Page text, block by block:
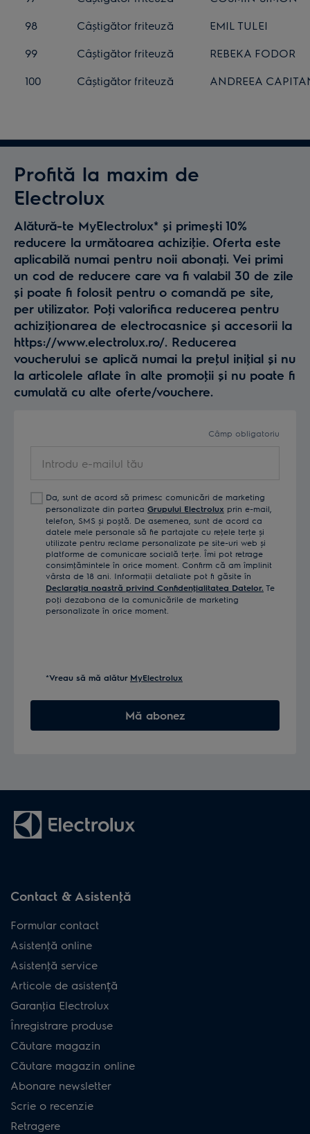
98
Câștigător friteuză
EMIL TULEI
99
Câștigător friteuză
REBEKA FODOR
100
Câștigător friteuză ANDREEA
Profită la maxim de
Electrolux
Alătură-te MyElectrolux* și primești 10%
reducere la următoarea achiziţie. Oferta este
aplicabilă numai pentru noii abonaţi. Vei primi
un cod de reducere care va fi valabil 30 de zile
și poate fi folosit pentru o comandă pe site,
per utilizator. Poţi valorifica reducerea pentru
achiziţionarea de electrocasnice și accesorii la
https://www.electrolux.ro/. Reducerea
voucherului se aplică numai la preţul iniţial și nu
la articolele aflate în alte promoţii și nu poate fi
cumulată cu alte oferte/vouchere.
Câmp obligatoriu
tău Da, sunt de acord să primesc comunicări de marketing
personalizate din partea Grupului Electrolux prin e-mail,
telefon, SMS și poștă. De asemenea, sunt de acord ca
datele mele personale să fie partajate cu reţele terţe și
utilizate pentru reclame personalizate pe site-uri web și
platforme de comunicare socială terţe. Îmi pot retrage
consimţămintele în orice moment. Confirm că am împlinit
vârsta de 18 ani. Informaţii detaliate pot fi găsite în
Declaraţia noastră privind Confidenţialitatea Datelor. Te
poţi dezabona de la comunicările de marketing
personalizate în orice moment.
*Vreau să mă alătur MyElectrolux
Mă abonez
Contact & Asistenţă
Formular contact
Asistenţă online
Asistenţă service
Articole de asistență
Garanţia Electrolux
Înregistrare produse
Căutare magazin
Căutare magazin online
Abonare newsletter
Scrie o recenzie
Retragere